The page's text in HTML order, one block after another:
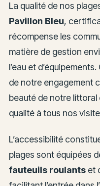
La qualité de nos
Pavillon Bleu,
récompense les
matière de gestion
l’eau et
de notre engagement
beauté de notre
qualité à tous nos
L’accessibilité
plages sont équipées
fauteuils roulantset